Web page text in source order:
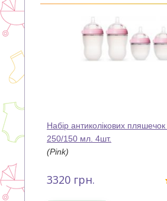
Набір антиколікових
250/150 мл. 4шт.
(Pink)
3320 грн.